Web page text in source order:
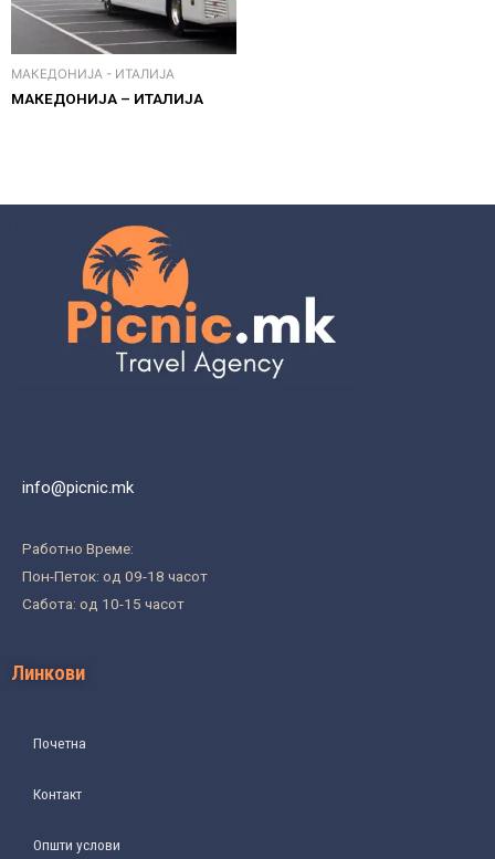
МАКЕДОНИЈА - ИТАЛИЈА
МАКЕДОНИЈА – ИТАЛИЈА
info@picnic.mk
Работно Време:
Пон-Петок: од 09-18 часот
Сабота: од 10-15 часот
Линкови
Почетна
Контакт
Општи услови